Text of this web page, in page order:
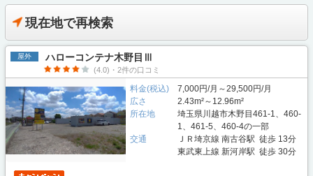
現在地で再検索
屋外 ハローコンテナ木野目Ⅲ
(4.0)・2件の口コミ
料金(税込)
7,000円/月～29,500円/月
広さ
2.43m²～12.96m²
所在地
埼玉県川越市木野目461-1、460-
1、461-5、460-4の一部
交通
ＪＲ埼京線 南古谷駅 徒歩 13分
東武東上線 新河岸駅 徒歩 30分